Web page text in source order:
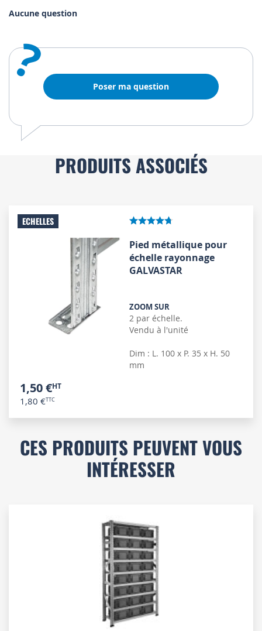
Aucune question
? Poser ma question
PRODUITS ASSOCIÉS
ECHELLES
Pied métallique pour
échelle rayonnage
GALVASTAR
ZOOM SUR
2 par échelle.
Vendu à l'unité
Dim : L. 100 x P. 35 x H. 50
mm
1,50 €
1,80 €
CES PRODUITS PEUVENT VOUS
INTÉRESSER